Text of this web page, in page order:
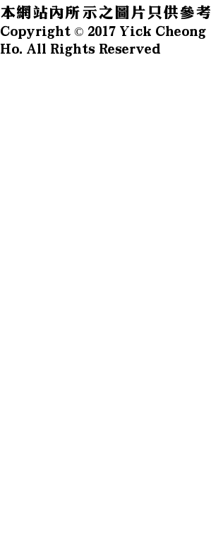
本網站內所示之圖片只供參考
Copyright © 2017 Yick Cheong
Ho. All Rights Reserved